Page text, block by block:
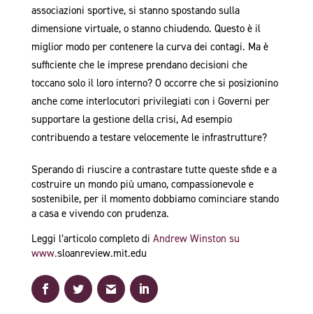
associazioni sportive, si stanno spostando sulla
dimensione virtuale, o stanno chiudendo. Questo è il
miglior modo per contenere la curva dei contagi. Ma è
sufficiente che le imprese prendano decisioni che
toccano solo il loro interno? O occorre che si posizionino
anche come interlocutori privilegiati con i Governi per
supportare la gestione della crisi, Ad esempio
contribuendo a testare velocemente le infrastrutture?
Sperando di riuscire a contrastare tutte queste sfide e a
costruire un mondo più umano, compassionevole e
sostenibile, per il momento dobbiamo cominciare stando
a casa e vivendo con prudenza.
Leggi l’articolo completo di Andrew Winston su
www.sloanreview.mit.edu